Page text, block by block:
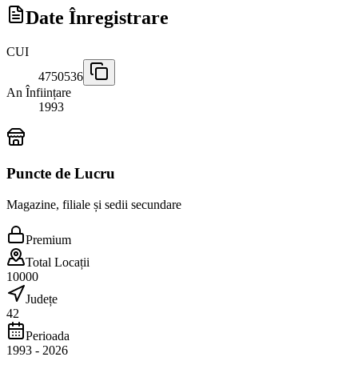
Date Înregistrare
CUI
4750536
An Înființare
1993
Puncte de Lucru
Magazine, filiale și sedii secundare
Premium
Total Locații
10000
Județe
42
Perioada
1993 - 2026